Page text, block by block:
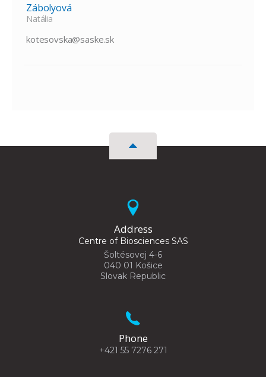
Zábolyová
Natália
kotesovska@saske.sk
Address
Centre of Biosciences SAS
Šoltésovej 4-6
040 01 Košice
Slovak Republic
Phone
+421 55 7276 271